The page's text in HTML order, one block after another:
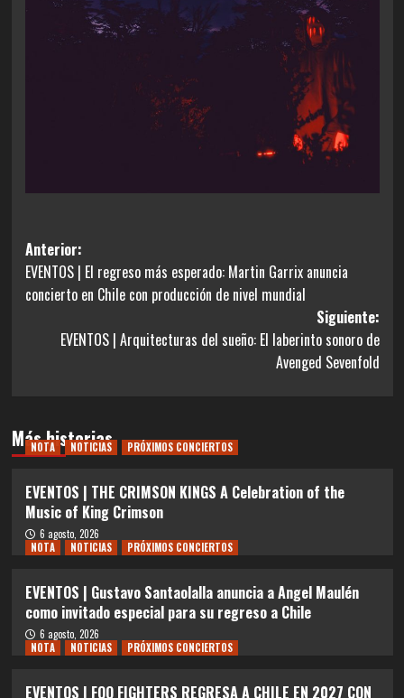
Navegación
de
entradas
Anterior:
EVENTOS | El regreso más esperado: Martin Garrix anuncia
concierto en Chile con producción de nivel mundial
Siguiente:
EVENTOS | Arquitecturas del sueño: El laberinto sonoro de
Avenged Sevenfold
Más historias
NOTA NOTICIAS PRÓXIMOS CONCIERTOS
EVENTOS | THE CRIMSON KINGS A Celebration of the
Music of King Crimson
6 agosto, 2026
NOTA
NOTICIAS PRÓXIMOS CONCIERTOS
EVENTOS | Gustavo Santaolalla anuncia a Angel Maulén
como invitado especial para su regreso a Chile
6 agosto, 2026
NOTA
NOTICIAS PRÓXIMOS CONCIERTOS
EVENTOS | FOO FIGHTERS REGRESA A CHILE EN 2027 CON